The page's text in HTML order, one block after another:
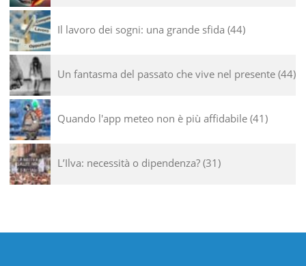
Il lavoro dei sogni: una grande sfida 44
Un fantasma del passato che vive nel presente 44
Quando l'app meteo non è più affidabile 41
L’Ilva: necessità o dipendenza? 31